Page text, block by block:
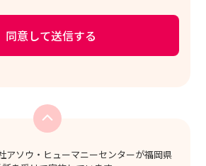
アソウ・ヒューマニーセンターが福岡県